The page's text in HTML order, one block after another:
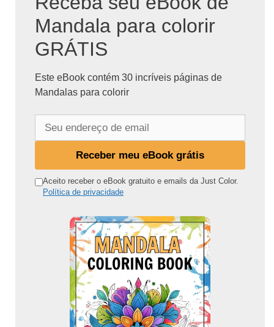
Mandala para colorir
GRÁTIS
Este eBook contém 30 incríveis páginas de
Mandalas para colorir
n
Receber meu eBook grátis
Aceito receber o eBook gratuito e emails da Just Color.
Política de privacidade